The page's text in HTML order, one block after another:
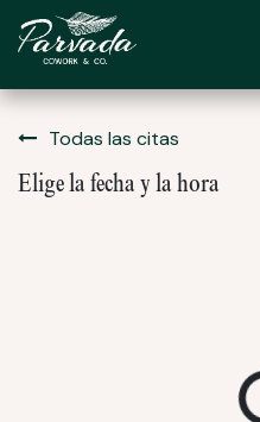
Ir al contenido
Todas las citas
Elige la fecha y la hora